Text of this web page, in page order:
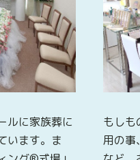
ルに家族葬に
います。ま
もしも
用の事